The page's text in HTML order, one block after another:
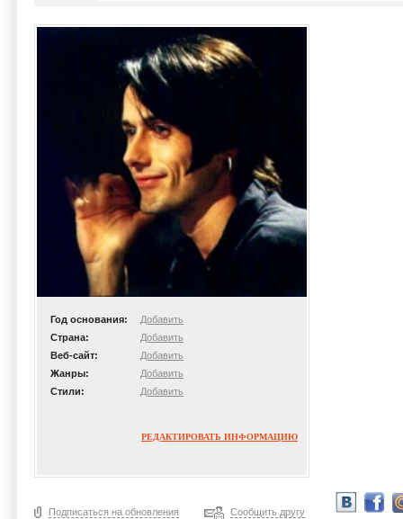
Год основания:
Добавить
Страна:
Добавить
Веб-сайт:
Добавить
Жанры:
Добавить
Стили:
Добавить
РЕДАКТИРОВАТЬ ИНФОРМАЦИЮ
Подписаться на обновления Сообщить другу